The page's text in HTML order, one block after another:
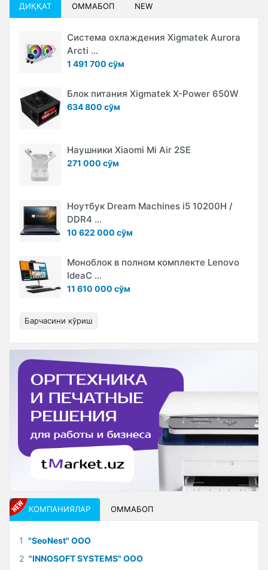
ДИҚҚАТ ОММАБОП NEW
Система охлаждения Xigmatek Aurora
Arcti ...
1 491 700 сўм
Блок питания Xigmatek X-Power 650W
634 800 сўм
Наушники Xiaomi Mi Air 2SE
271 000 сўм
Ноутбук Dream Machines i5 10200H /
DDR4 ...
10 622 000 сўм
Моноблок в полном комплекте Lenovo
IdeaC ...
11 610 000 сўм
Барчасини кўриш
КОМПАНИЯЛАР ОММАБОП
1 "SeoNest" ООО
2 "INNOSOFT SYSTEMS" ООО